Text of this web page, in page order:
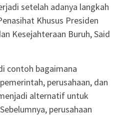
setelah adanya langkah
Khusus Presiden
Kesejahteraan Buruh, Said
contoh bagaimana
perusahaan, dan
alternatif untuk
perusahaan